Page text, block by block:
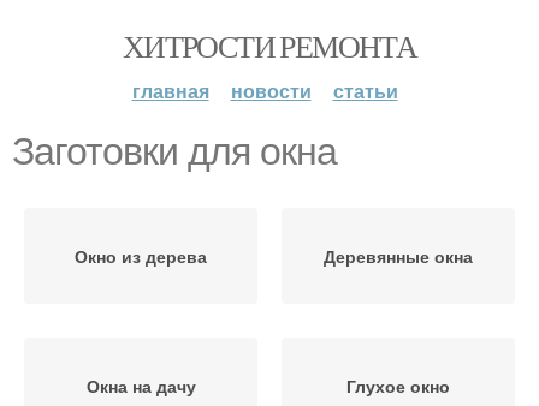
ХИТРОСТИ РЕМОНТА
главная новости статьи
Заготовки для окна
Окно из дерева Деревянные окна
Окна на дачу Глухое окно